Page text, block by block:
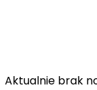
Aktualnie brak